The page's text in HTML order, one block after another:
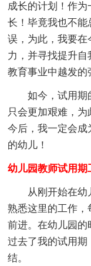
成长的计划！作
长！毕竟我也不
误，为此，我要
力，并寻找提升
教育事业中越发的
如今，试用期
只会更加艰难，为
今后，我一定会
的幼儿！
幼儿园教师试用期
从刚开始在幼
熟悉这里的工作
前进。在幼儿园
过去了我的试用
结。